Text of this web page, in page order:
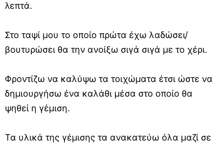
λεπτά.
Στο ταψί μου το οποίο πρώτα έχω λαδώσει/
βουτυρώσει θα την ανοίξω σιγά σιγά με το χέρι.
Φροντίζω να καλύψω τα τοιχώματα έτσι ώστε να
δημιουργήσω ένα καλάθι μέσα στο οποίο θα
ψηθεί η γέμιση.
Τα υλικά της γέμισης τα ανακατεύω όλα μαζί σε